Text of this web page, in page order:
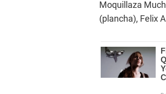
Moquillaza
(plancha), Felix